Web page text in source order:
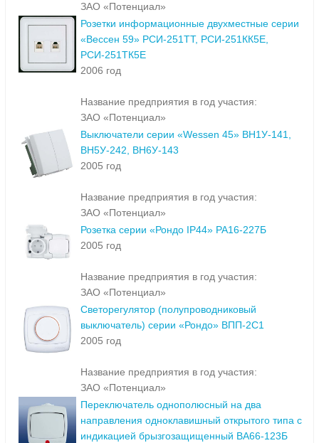
ЗАО «Потенциал»
Розетки информационные двухместные серии
«Вессен 59» РСИ-251ТТ, РСИ-251КК5Е,
РСИ-251ТК5Е
2006 год
Название предприятия в год участия:
ЗАО «Потенциал»
Выключатели серии «Wessen 45» ВН1У-141,
ВН5У-242, ВН6У-143
2005 год
Название предприятия в год участия:
ЗАО «Потенциал»
Розетка серии «Рондо IP44» РА16-227Б
2005 год
Название предприятия в год участия:
ЗАО «Потенциал»
Светорегулятор (полупроводниковый
выключатель) серии «Рондо» ВПП-2С1
2005 год
Название предприятия в год участия:
ЗАО «Потенциал»
Переключатель однополюсный на два
направления одноклавишный открытого типа с
индикацией брызгозащищенный ВА66-123Б